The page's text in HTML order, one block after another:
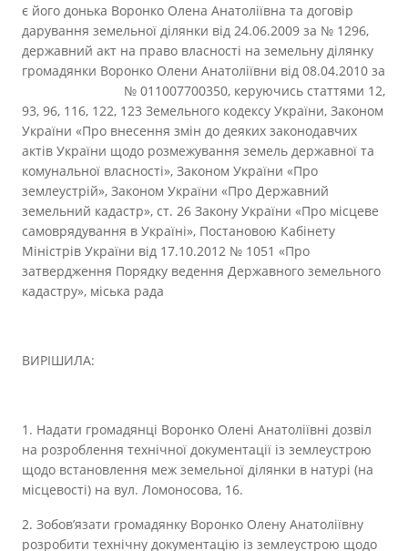
є його донька Воронко Олена Анатоліївна та договір
дарування земельної ділянки від 24.06.2009 за № 1296,
державний акт на право власності на земельну ділянку
громадянки Воронко Олени Анатоліївни від 08.04.2010 за
№ 011007700350, керуючись статтями 12,
93, 96, 116, 122, 123 Земельного кодексу України, Законом
України «Про внесення змін до деяких законодавчих
актів України щодо розмежування земель державної та
комунальної власності», Законом України «Про
землеустрій», Законом України «Про Державний
земельний кадастр», ст. 26 Закону України «Про місцеве
самоврядування в Україні», Постановою Кабінету
Міністрів України від 17.10.2012 № 1051 «Про
затвердження Порядку ведення Державного земельного
кадастру», міська рада
ВИРІШИЛА:
1. Надати громадянці Воронко Олені Анатоліївні дозвіл
на розроблення технічної документації із землеустрою
щодо встановлення меж земельної ділянки в натурі (на
місцевості) на вул. Ломоносова, 16.
2. Зобов’язати громадянку Воронко Олену Анатоліївну
розробити технічну документацію із землеустрою щодо